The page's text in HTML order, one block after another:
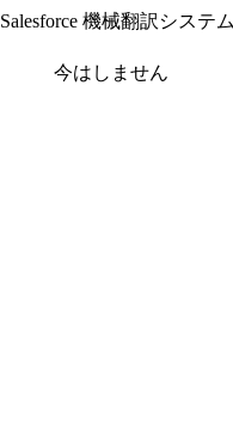
機械翻訳シス
今はしません